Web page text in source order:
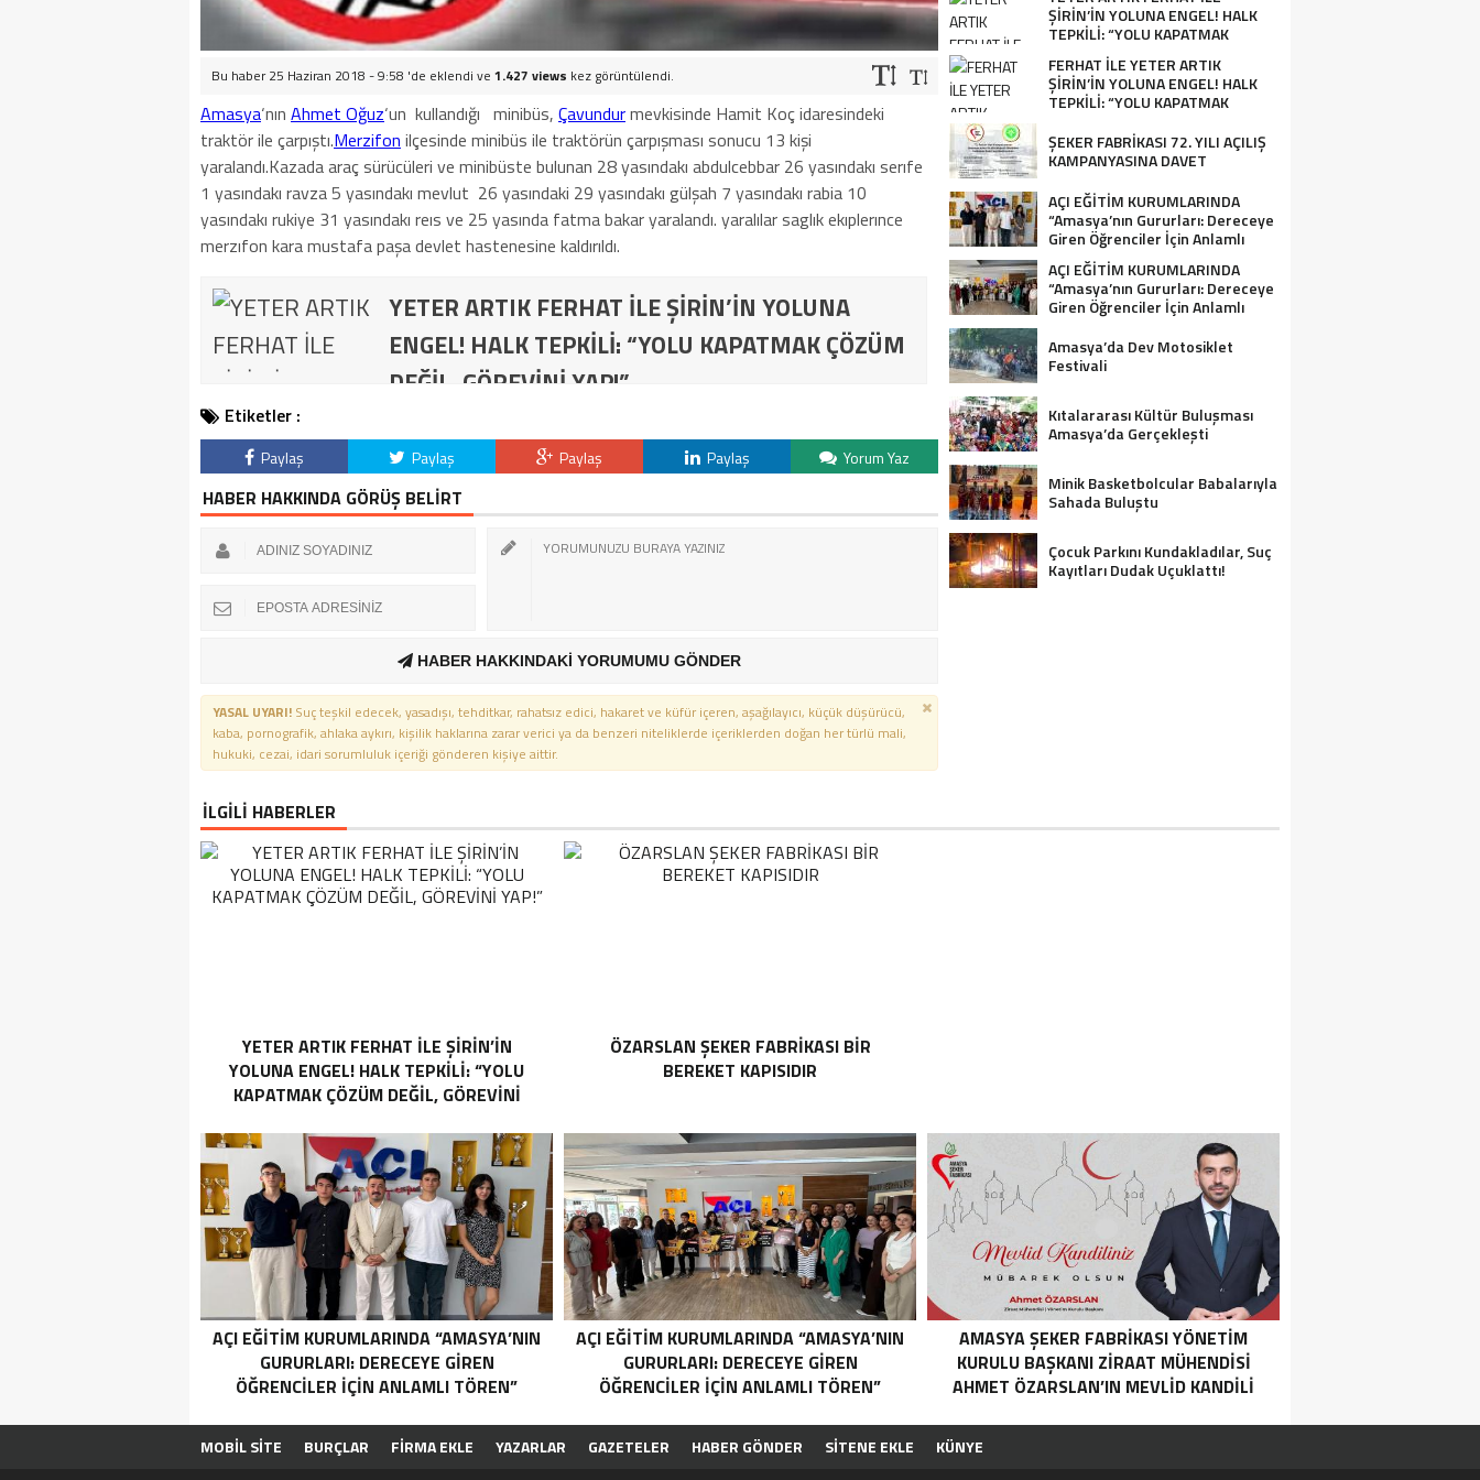
Bu haber 25 Haziran 2018 - 9:58 'de eklendi ve 1.427 views kez görüntülendi.
Amasya‘nın Ahmet Oğuz‘un kullandığı minibüs, Çavundurmevkisinde Hamit Koç idaresindeki
traktör ile çarpıştı.Merzifon ilçesinde minibüs ile traktörün çarpışması sonucu 13 kişi
yaralandı.Kazada araç sürücüleri ve minibüste bulunan 28 yasındakı abdulcebbar 26 yasındakı serıfe
1 yasındakı ravza 5 yasındakı mevlut 26 yasındaki 29 yasındakı gülşah 7 yasındakı rabia 10
yasındakı rukiye 31 yasındakı reıs ve 25 yasında fatma bakar yaralandı. yaralılar saglık ekıplerınce
merzıfon kara mustafa paşa devlet hastenesine kaldırıldı.
YETER ARTIK FERHAT İLE ŞİRİN’İN YOLUNA
ENGEL! HALK TEPKİLİ: “YOLU KAPATMAK ÇÖZÜM
DEĞİL, GÖREVİNİ YAP!”
Etiketler :
Paylaş Paylaş Paylaş Paylaş Yorum Yaz
HABER HAKKINDA GÖRÜŞ BELİRT
HABER HAKKINDAKİ YORUMUMU GÖNDER
YASAL UYARI! Suç teşkil edecek, yasadışı, tehditkar, rahatsız edici, hakaret ve küfür içeren, aşağılayıcı, küçük düşürücü,
kaba, pornografik, ahlaka aykırı, kişilik haklarına zarar verici ya da benzeri niteliklerde içeriklerden doğan her türlü mali,
hukuki, cezai, idari sorumluluk içeriği gönderen kişiye aittir.
ŞİRİN’İN YOLUNA ENGEL! HALK
TEPKİLİ: “YOLU KAPATMAK
ÇÖZÜM DEĞİL, GÖREVİNİ YAP!”
FERHAT İLE YETER ARTIK
ŞİRİN’İN YOLUNA ENGEL! HALK
TEPKİLİ: “YOLU KAPATMAK
ŞEKER FABRİKASI 72. YILI AÇILIŞ
KAMPANYASINA DAVET
AÇI EĞİTİM KURUMLARINDA
“Amasya’nın Gururları: Dereceye
Giren Öğrenciler İçin Anlamlı
Tören”
AÇI EĞİTİM KURUMLARINDA
“Amasya’nın Gururları: Dereceye
Giren Öğrenciler İçin Anlamlı
Amasya’da Dev Motosiklet
Festivali
Kıtalararası Kültür Buluşması
Amasya’da Gerçekleşti
Minik Basketbolcular Babalarıyla
Sahada Buluştu
Çocuk Parkını Kundakladılar, Suç
Kayıtları Dudak Uçuklattı!
İLGİLİ HABERLER
YETER ARTIK FERHAT İLE ŞİRİN’İN
YOLUNA ENGEL! HALK TEPKİLİ: “YOLU
KAPATMAK ÇÖZÜM DEĞİL, GÖREVİNİ
ÖZARSLAN ŞEKER FABRİKASI BİR
BEREKET KAPISIDIR
AÇI EĞİTİM KURUMLARINDA “AMASYA’NIN
GURURLARI: DERECEYE GIREN
ÖĞRENCILER İÇIN ANLAMLI TÖREN”
AÇI EĞİTİM KURUMLARINDA “AMASYA’NIN
GURURLARI: DERECEYE GIREN
ÖĞRENCILER İÇIN ANLAMLI TÖREN”
AMASYA ŞEKER FABRIKASI YÖNETIM
KURULU BAŞKANI ZIRAAT MÜHENDISI
AHMET ÖZARSLAN’IN MEVLID KANDILI
MOBİL SİTE BURÇLAR FİRMA EKLE YAZARLAR GAZETELER HABER GÖNDER SİTENE EKLE KÜNYE